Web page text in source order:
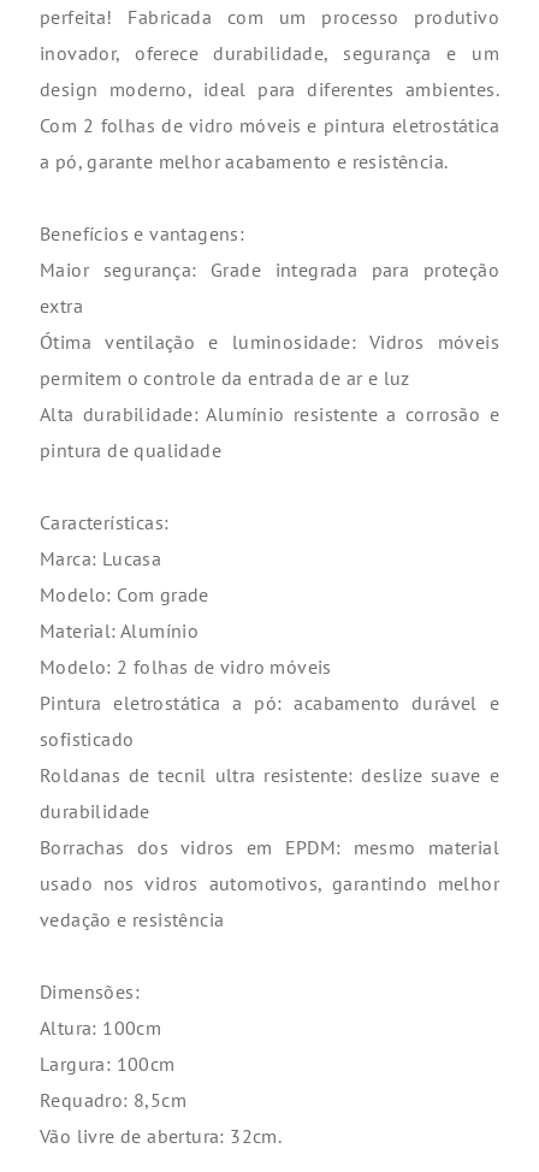
perfeita! Fabricada com um processo produtivo
inovador, oferece durabilidade, segurança e um
design moderno, ideal para diferentes ambientes.
Com 2 folhas de vidro móveis e pintura eletrostática
a pó, garante melhor acabamento e resistência.
Benefícios e vantagens:
Maior segurança: Grade integrada para proteção
extra
Ótima ventilação e luminosidade: Vidros móveis
permitem o controle da entrada de ar e luz
Alta durabilidade: Alumínio resistente a corrosão e
pintura de qualidade
Características:
Marca: Lucasa
Modelo: Com grade
Material: Alumínio
Modelo: 2 folhas de vidro móveis
Pintura eletrostática a pó: acabamento durável e
sofisticado
Roldanas de tecnil ultra resistente: deslize suave e
durabilidade
Borrachas dos vidros em EPDM: mesmo material
usado nos vidros automotivos, garantindo melhor
vedação e resistência
Dimensões:
Altura: 100cm
Largura: 100cm
Requadro: 8,5cm
Vão livre de abertura: 32cm.